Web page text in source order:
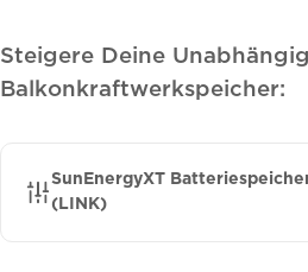
Steigere Deine
Balkonkraftwerkspeicher:
SunEnergyXT
(LINK)